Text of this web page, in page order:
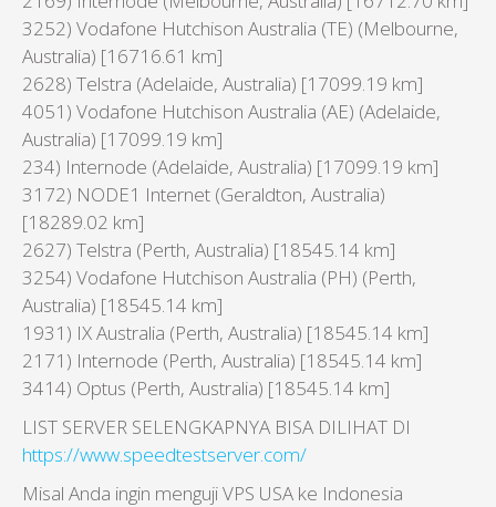
3252) Vodafone Hutchison Australia (TE) (Melbourne,
Australia) [16716.61 km]
2628) Telstra (Adelaide, Australia) [17099.19 km]
4051) Vodafone Hutchison Australia (AE) (Adelaide,
Australia) [17099.19 km]
234) Internode (Adelaide, Australia) [17099.19 km]
3172) NODE1 Internet (Geraldton, Australia)
[18289.02 km]
2627) Telstra (Perth, Australia) [18545.14 km]
3254) Vodafone Hutchison Australia (PH) (Perth,
Australia) [18545.14 km]
1931) IX Australia (Perth, Australia) [18545.14 km]
2171) Internode (Perth, Australia) [18545.14 km]
3414) Optus (Perth, Australia) [18545.14 km]
LIST SERVER SELENGKAPNYA BISA DILIHAT DI
https://www.speedtestserver.com/
Misal Anda ingin menguji VPS USA ke Indonesia